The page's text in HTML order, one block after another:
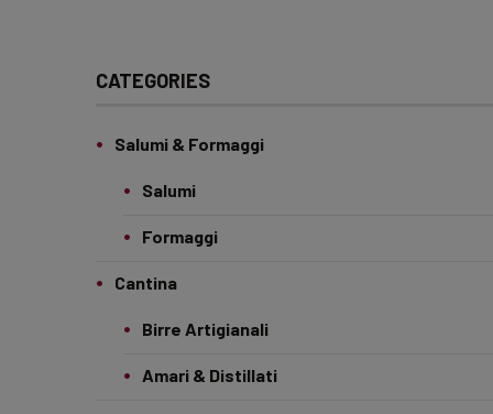
CATEGORIES
Salumi & Formaggi
Salumi
Formaggi
Cantina
Birre Artigianali
Amari & Distillati